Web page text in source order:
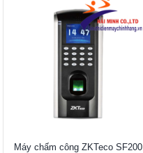
Máy chấm công ZKTeco SF200